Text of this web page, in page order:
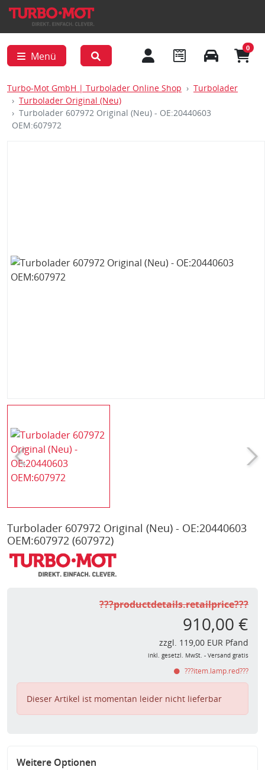
Menü
0
Turbo-Mot GmbH | Turbolader Online Shop
Turbolader
Turbolader Original (Neu)
Turbolader 607972 Original (Neu) - OE:20440603
OEM:607972
Turbolader 607972 Original (Neu) - OE:20440603
OEM:607972 (607972)
???productdetails.retailprice???
910,00 €
zzgl. 119,00 EUR Pfand
inkl. gesetzl. MwSt. - Versand gratis
???item.lamp.red???
Dieser Artikel ist momentan leider nicht lieferbar
Weitere Optionen